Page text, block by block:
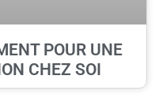
POUR UNE
CHEZ SOI